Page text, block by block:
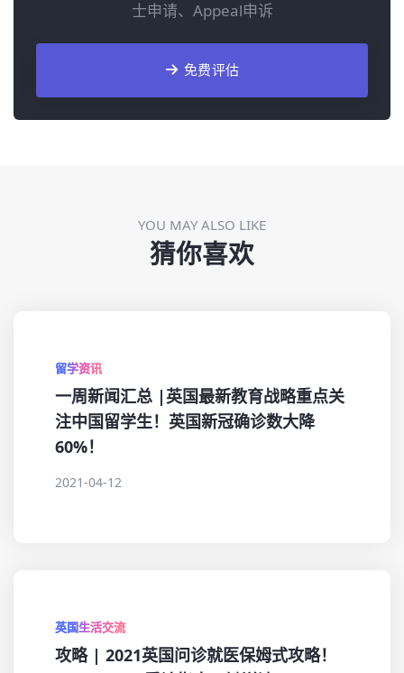
士申请、Appeal申诉
免费评估
YOU MAY ALSO LIKE
猜你喜欢
留学资讯
一周新闻汇总 |英国最新教育战略重点关
注中国留学生！英国新冠确诊数大降
60%！
2021-04-12
英国生活交流
攻略 | 2021英国问诊就医保姆式攻略！